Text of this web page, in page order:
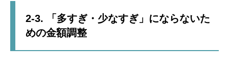
2-3. 「多すぎ・少なすぎ」にならないた
めの金額調整